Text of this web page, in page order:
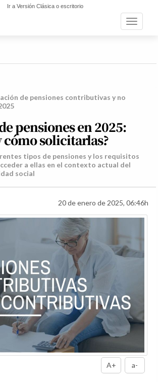
Ir a Versión Clásica o escritorio
Toggle
de pensiones contributivas y no
pensiones en 2025:
cómo solicitarlas?
tipos de pensiones y los requisitos
a ellas en el contexto actual del
social
20 de enero de 2025, 06:46h
A+ a-